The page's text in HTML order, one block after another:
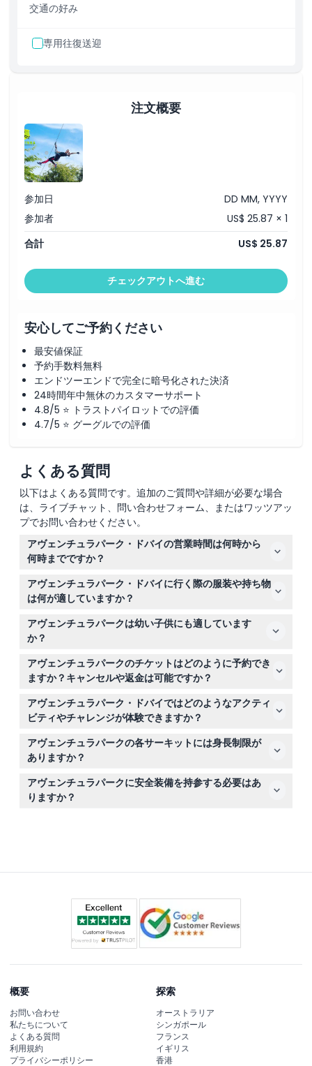
交通の好み
専用往復送迎
注文概要
参加日
DD MM, YYYY
参加者
US$ 25.87 × 1
合計
US$ 25.87
チェックアウトへ進む
安心してご予約ください
最安値保証
予約手数料無料
エンドツーエンドで完全に暗号化された決済
24時間年中無休のカスタマーサポート
4.8/5 ⭐ トラストパイロットでの評価
4.7/5 ⭐ グーグルでの評価
よくある質問
以下はよくある質問です。追加のご質問や詳細が必要な場合
は、ライブチャット、問い合わせフォーム、またはワッツアッ
プでお問い合わせください。
アヴェンチュラパーク・ドバイの営業時間は何時から
何時までですか？
アヴェンチュラパークは日曜日から水曜日は午前10時から
午後9時、木曜日から土曜日は午前9時から午後10時まで
営業しています（変更の可能性がありますので、ご予約時
にご確認ください）。
アヴェンチュラパーク・ドバイに行く際の服装や持ち物
は何が適していますか？
快適な服装とつま先が覆われたフラットシューズを着用
し、水分補給のために水を持参することをおすすめしま
す。
アヴェンチュラパークは幼い子供にも適しています
か？
はい、身長1.05メートル以上の子供はディスカバリープレ
イエリアを楽しめ、1.15メートル以上の子供はレンジャー
ズサーキットに挑戦できます。1.05メートル未満の子供は
大人の同伴が必要です。
アヴェンチュラパークのチケットはどのように予約でき
ますか？キャンセルや返金は可能ですか？
このウェブサイトからオンラインでチケットをご予約いた
だけますが、チケットは返金不可でキャンセルもできませ
んのでご注意ください。
アヴェンチュラパーク・ドバイではどのようなアクティ
ビティやチャレンジが体験できますか？
5つのサーキットにわたる80以上のチャレンジがあり、ジ
ップライン、ロープコース、ターザンスイング、クライミ
ングなど、年齢や技術レベルに合わせたアクティビティを
お楽しみいただけます。
アヴェンチュラパークの各サーキットには身長制限が
ありますか？
はい、ディスカバリーサーキットは最低身長1.05メートル
が必要で、レンジャーズなどの他のサーキットは最低1.15
メートルの身長が求められます。
アヴェンチュラパークに安全装備を持参する必要はあ
りますか？
概要
お問い合わせ
私たちについて
よくある質問
利用規約
プライバシーポリシー
探索
オーストラリア
シンガポール
フランス
イギリス
香港